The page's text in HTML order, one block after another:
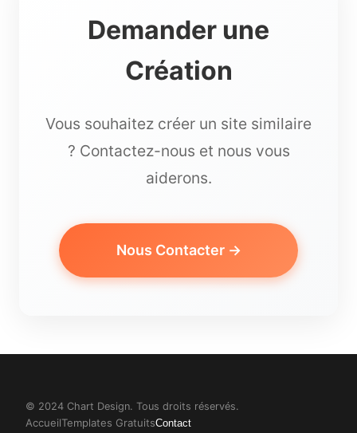
Demander une
Création
Vous souhaitez créer un site similaire
? Contactez-nous et nous vous
aiderons.
Nous Contacter →
© 2024 Chart Design. Tous droits réservés.
AccueilTemplates GratuitsContact